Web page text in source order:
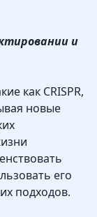
и
как CRISPR,
новые
его
подходов.